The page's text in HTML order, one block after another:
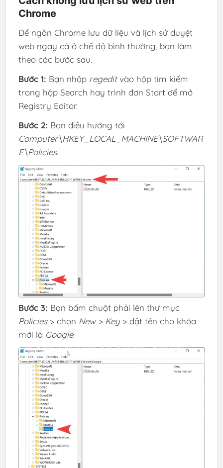
Chrome
Để ngăn Chrome lưu dữ liệu và lịch sử duyệt
web ngay cả ở chế độ bình thường, bạn làm
theo các bước sau.
Bước 1: Bạn nhập regeditvào hộp tìm kiếm
trong hộp Search hay trình đơn Start để mở
Registry Editor.
Bước 2: Bạn điều hướng tới
Computer\HKEY_LOCAL_MACHINE\SOFTWAR
E\Policies.
Bước 3: Bạn bấm chuột phải lên thư mục
Policies> chọn New > Key> đặt tên cho khóa
mới là Google.